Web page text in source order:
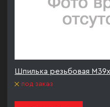
Шпилька резьбовая
под заказ